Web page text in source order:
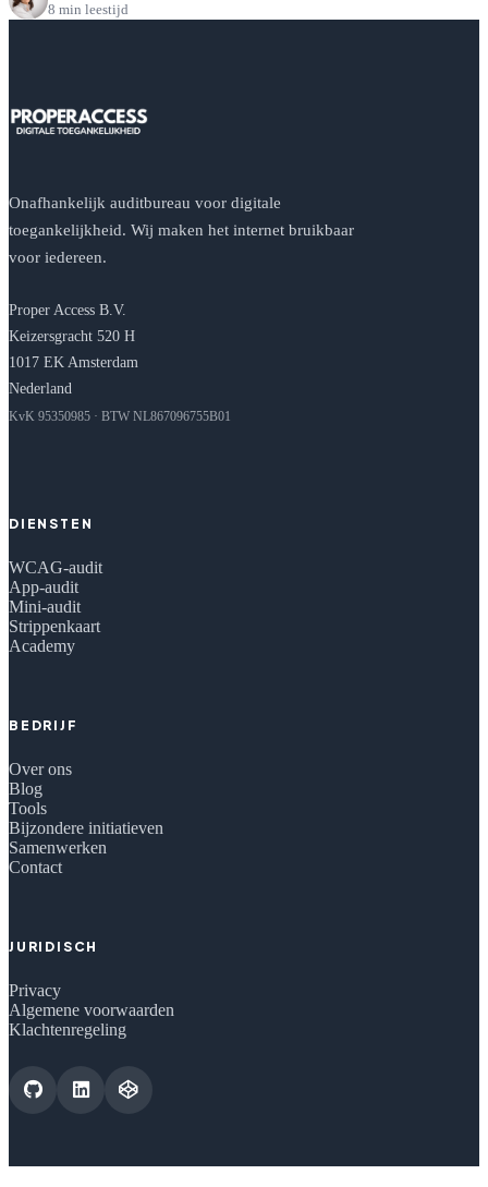
8 min leestijd
Onafhankelijk auditbureau voor digitale
toegankelijkheid. Wij maken het internet bruikbaar
voor iedereen.
Proper Access B.V.
Keizersgracht 520 H
1017 EK Amsterdam
Nederland
KvK 95350985 · BTW NL867096755B01
DIENSTEN
WCAG-audit
App-audit
Mini-audit
Strippenkaart
Academy
BEDRIJF
Over ons
Blog
Tools
Bijzondere initiatieven
Samenwerken
Contact
JURIDISCH
Privacy
Algemene voorwaarden
Klachtenregeling